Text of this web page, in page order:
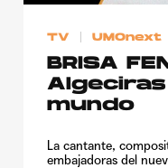
TV UMOnext
BRISA
mundo
La cantante,
embajadoras del